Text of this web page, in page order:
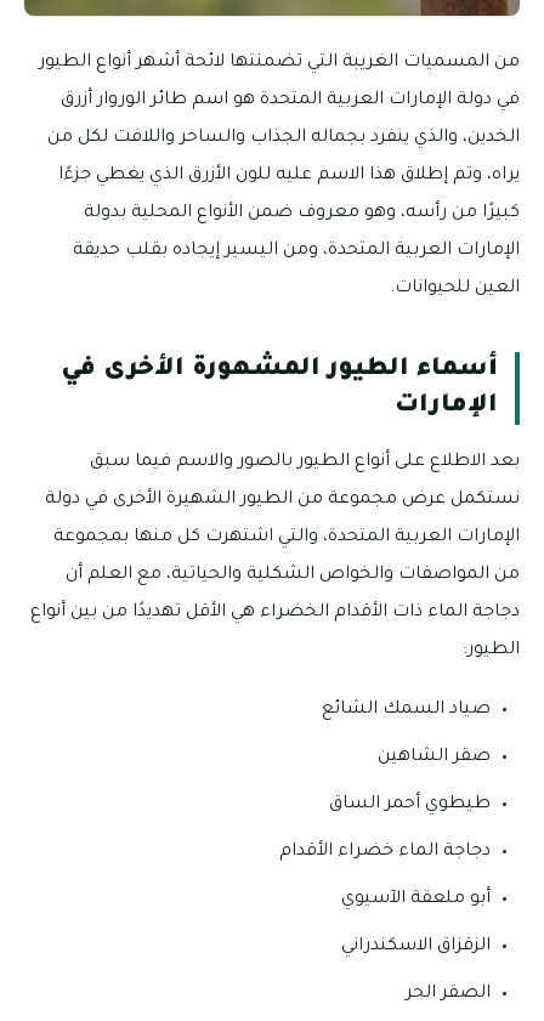
من المسميات الغريبة التي تضمنتها لائحة أشهر أنواع الطيور
في دولة الإمارات العربية المتحدة هو اسم طائر الوروار أزرق
الخدين، والذي ينفرد بجماله الجذاب والساحر واللافت لكل من
يراه، وتم إطلاق هذا الاسم عليه للون الأزرق الذي يغطي جزءًا
كبيرًا من رأسه، وهو معروف ضمن الأنواع المحلية بدولة
الإمارات العربية المتحدة، ومن اليسير إيجاده بقلب حديقة
العين للحيوانات.
أسماء الطيور المشهورة الأخرى في
الإمارات
بعد الاطلاع على أنواع الطيور بالصور والاسم فيما سبق
نستكمل عرض مجموعة من الطيور الشهيرة الأخرى في دولة
الإمارات العربية المتحدة، والتي اشتهرت كل منها بمجموعة
من المواصفات والخواص الشكلية والحياتية، مع العلم أن
دجاجة الماء ذات الأقدام الخضراء هي الأقل تهديدًا من بين أنواع
الطيور:
صياد السمك الشائع
صقر الشاهين
طيطوي أحمر الساق
دجاجة الماء خضراء الأقدام
أبو ملعقة الآسيوي
الزقزاق الاسكندراني
الصقر الحر